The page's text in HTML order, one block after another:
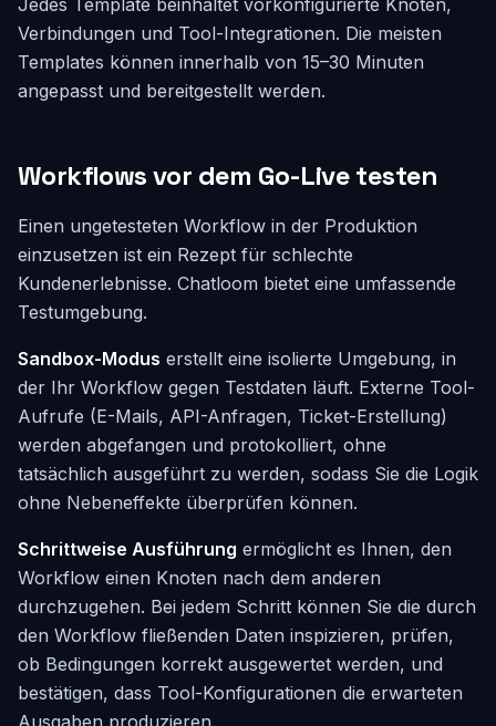
Verbindungen und Tool-Integrationen. Die meisten
Templates können innerhalb von 15–30 Minuten
angepasst und bereitgestellt werden.
Workflows vor dem Go-Live testen
Einen ungetesteten Workflow in der Produktion
einzusetzen ist ein Rezept für schlechte
Kundenerlebnisse. Chatloom bietet eine umfassende
Testumgebung.
Sandbox-Modus erstellt eine isolierte Umgebung, in
der Ihr Workflow gegen Testdaten läuft. Externe Tool-
Aufrufe (E-Mails, API-Anfragen, Ticket-Erstellung)
werden abgefangen und protokolliert, ohne
tatsächlich ausgeführt zu werden, sodass Sie die Logik
ohne Nebeneffekte überprüfen können.
Schrittweise Ausführung ermöglicht es Ihnen, den
Workflow einen Knoten nach dem anderen
durchzugehen. Bei jedem Schritt können Sie die durch
den Workflow fließenden Daten inspizieren, prüfen,
ob Bedingungen korrekt ausgewertet werden, und
bestätigen, dass Tool-Konfigurationen die erwarteten
Ausgaben produzieren.